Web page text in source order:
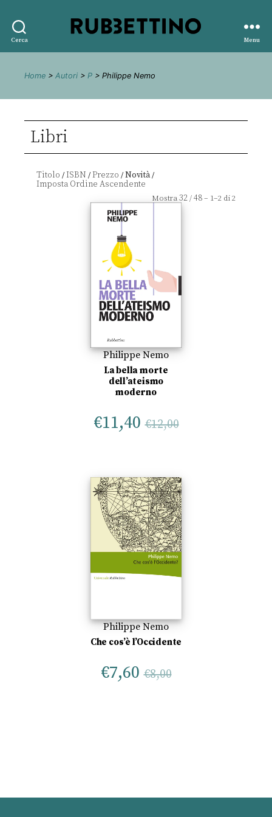
Cerca
editore
Menu
Home > Autori > P > Philippe Nemo
Libri
Titolo /ISBN /Prezzo /Novità/
Mostra32/48– 1–2 di 2
Philippe Nemo
La bella morte
dell’ateismo
moderno
€11,40 €12,00
Philippe Nemo
Che cos’è l’Occidente
€7,60 €8,00